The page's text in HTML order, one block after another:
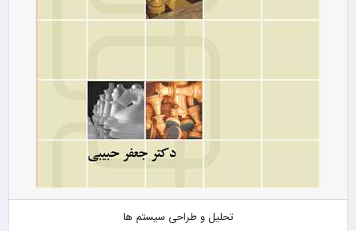
تحلیل و طراحی سیستم ها